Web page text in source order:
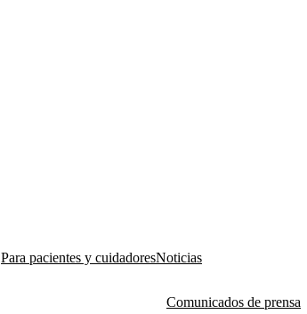
Para pacientes y cuidadoresNoticias
Comunicados de prensa